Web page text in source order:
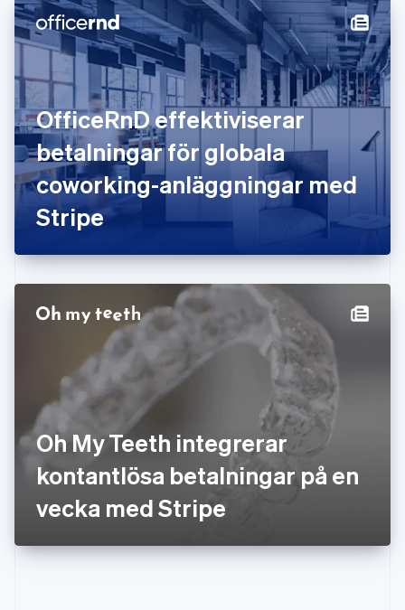
OfficeRnD effektiviserar
betalningar för globala
coworking-anläggningar med
Stripe
Oh My Teeth integrerar
kontantlösa betalningar på en
vecka med Stripe
Finland
EnglishSvenska
Frankrike
Français English
Förenade Arabemiraten
English
Gibraltar
English
Grekland
English
Hongkong SAR, Kina
English 简体中文
Indien
Irland
English
Italiano English
English
Kanada
English Français
Kroatien
Italiano
Lettland
Liechtenstein
Deutsch
Litauen
Luxemburg